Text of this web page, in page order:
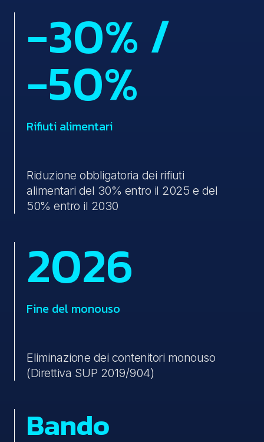
-30% /
-50%
Rifiuti alimentari
Riduzione obbligatoria dei rifiuti
alimentari del 30% entro il 2025 e del
50% entro il 2030
2026
Fine del monouso
Eliminazione dei contenitori monouso
(Direttiva SUP 2019/904)
Bando